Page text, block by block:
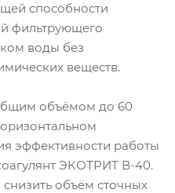
способности
фильтрующего
воды без
веществ.
объёмом до 60
эффективности работы
ЭКОТРИТ В-40.
объём сточных